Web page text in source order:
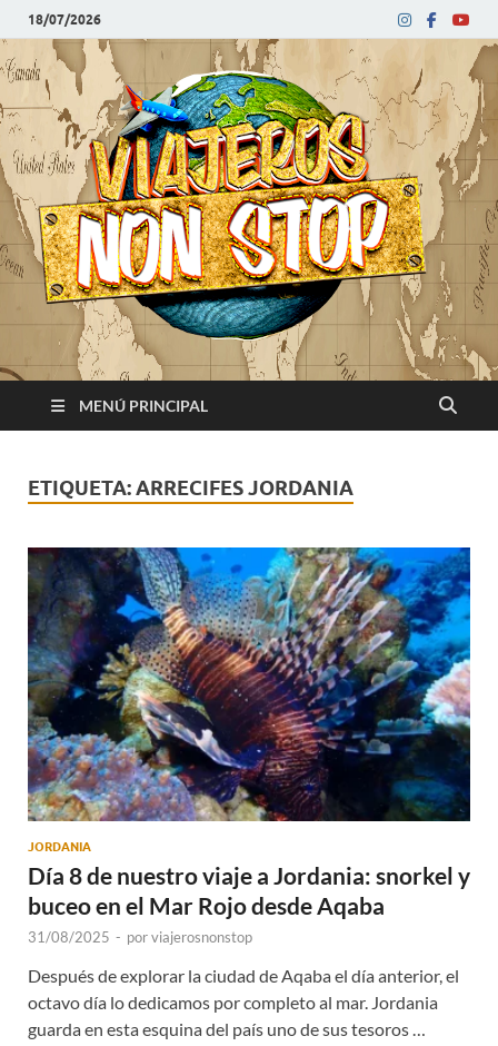
18/07/2026
Blog
de
viajes
MENÚ PRINCIPAL
ETIQUETA:ARRECIFES JORDANIA
JORDANIA
Día 8 de nuestro viaje a Jordania: snorkel y
buceo en el Mar Rojo desde Aqaba
31/08/2025 - porviajerosnonstop
Después de explorar la ciudad de Aqaba el día anterior, el
octavo día lo dedicamos por completo al mar. Jordania
guarda en esta esquina del país uno de sus tesoros …